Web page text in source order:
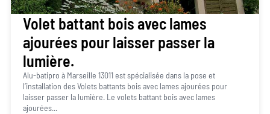
Volet battant bois avec lames
ajourées pour laisser passer la
lumière.
Alu-batipro à Marseille 13011 est spécialisée dans la pose et
l’installation des Volets battants bois avec lames ajourées pour
laisser passer la lumière. Le volets battant bois avec lames
ajourées...